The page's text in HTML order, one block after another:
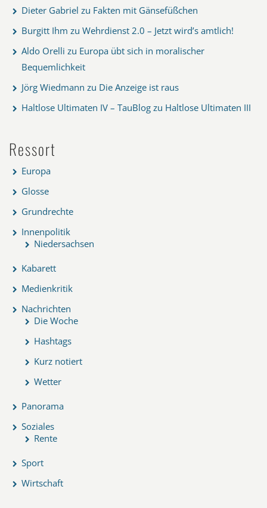
Dieter Gabriel zu Fakten mit Gänsefüßchen
Burgitt Ihm zu Wehrdienst 2.0 – Jetzt wird’s amtlich!
Aldo Orelli zu Europa übt sich in moralischer
Bequemlichkeit
Jörg Wiedmann zu Die Anzeige ist raus
Haltlose Ultimaten IV – TauBlog zu Haltlose Ultimaten III
Ressort
Europa
Glosse
Grundrechte
Innenpolitik
Niedersachsen
Kabarett
Medienkritik
Nachrichten
Die Woche
Hashtags
Kurz notiert
Wetter
Panorama
Soziales
Rente
Sport
Wirtschaft